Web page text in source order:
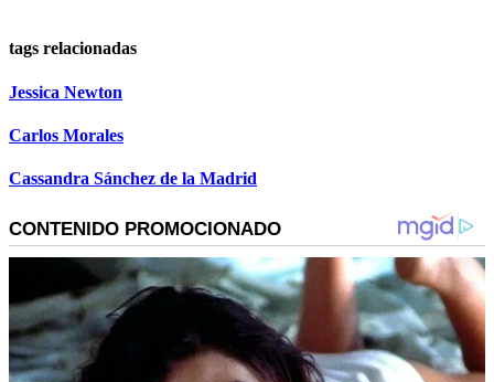
tags relacionadas
Jessica Newton
Carlos Morales
Cassandra Sánchez de la Madrid